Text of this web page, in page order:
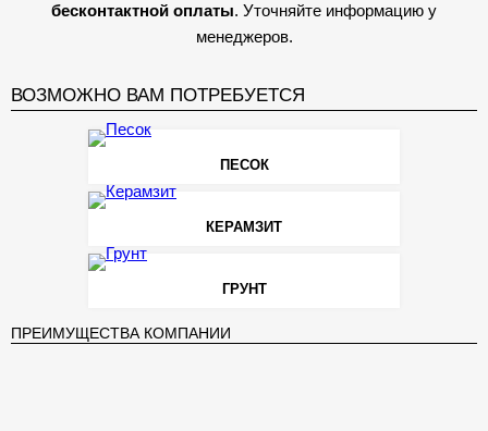
бесконтактной оплаты. Уточняйте информацию у
менеджеров.
ВОЗМОЖНО ВАМ ПОТРЕБУЕТСЯ
ПЕСОК
КЕРАМЗИТ
ГРУНТ
ПРЕИМУЩЕСТВА КОМПАНИИ